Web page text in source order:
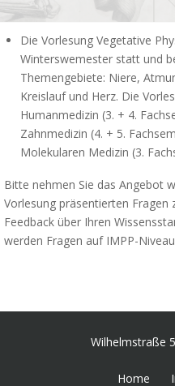
Die Vorlesung Vegetative
Winterswemester statt und
Themengebiete: Niere,
Kreislauf und Herz. Die
Humanmedizin (3. + 4.
Zahnmedizin (4. + 5.
Molekularen Medizin (3.
Bitte nehmen Sie das Angebot
Vorlesung präsentierten Fragen
Feedback über Ihren
werden Fragen auf IMPP-
Wilhelmstraße
Home